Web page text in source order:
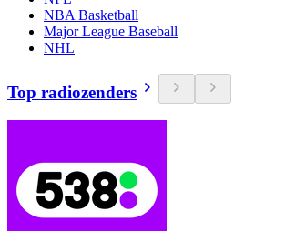
NBA Basketball
Major League Baseball
NHL
Top radiozenders